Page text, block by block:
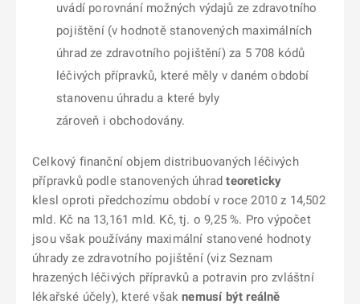
uvádí porovnání možných výdajů ze zdravotního
pojištění (v hodnotě stanovených maximálních
úhrad ze zdravotního pojištění) za 5 708 kódů
léčivých přípravků, které měly v daném období
stanovenu úhradu a které byly
zároveň i obchodovány.
Celkový finanční objem distribuovaných léčivých
přípravků podle stanovených úhradteoreticky
klesl oproti předchozímu období v roce 2010 z 14,502
mld. Kč na 13,161 mld. Kč, tj. o 9,25 %. Pro výpočet
jsou však používány maximální stanovené hodnoty
úhrady ze zdravotního pojištění (viz Seznam
hrazených léčivých přípravků a potravin pro zvláštní
lékařské účely), které všaknemusí být reálně